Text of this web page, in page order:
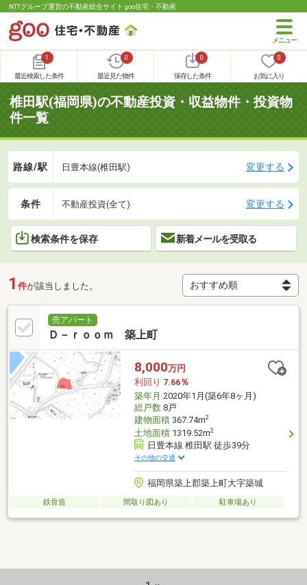
NTTグループ運営の不動産総合サイト goo住宅・不動産
1
最近検索した条件
0
最近見た物件
0
保存した条件
0
お気に入り
椎田駅(福岡県)の不動産投資・収益物件・投資物
件一覧
路線/駅 日豊本線(椎田駅) 変更する
条件 不動産投資(全て) 変更する
検索条件を保存 新着メールを受取る
1 件が該当しました。
売アパート
Ｄ－ｒｏｏｍ 築上町
8,000万円
利回り 7.66％
築年月 2020年1月(築6年8ヶ月)
総戸数8戸
建物面積367.74m2
土地面積1319.52m2
日豊本線 椎田駅 徒歩39分
その他の交通
福岡県築上郡築上町大字築城
鉄骨造 間取り図あり 駐車場あり